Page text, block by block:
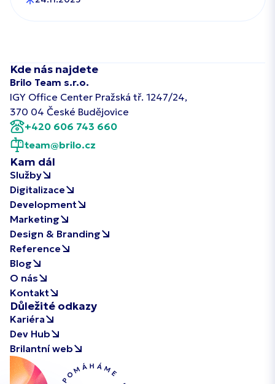
Kde nás najdete
Brilo Team s.r.o.
IGY Office Center Pražská tř. 1247/24,
370 04 České Budějovice
+420 606 743 660
team@brilo.cz
Kam dál
Služby
Digitalizace
Development
Marketing
Design & Branding
Reference
Blog
O nás
Kontakt
Důležité odkazy
Kariéra
Dev Hub
Brilantní web